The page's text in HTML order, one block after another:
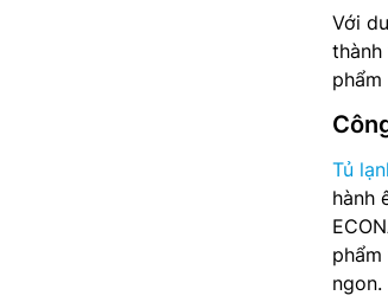
Với
Tủ
hành
ngon.